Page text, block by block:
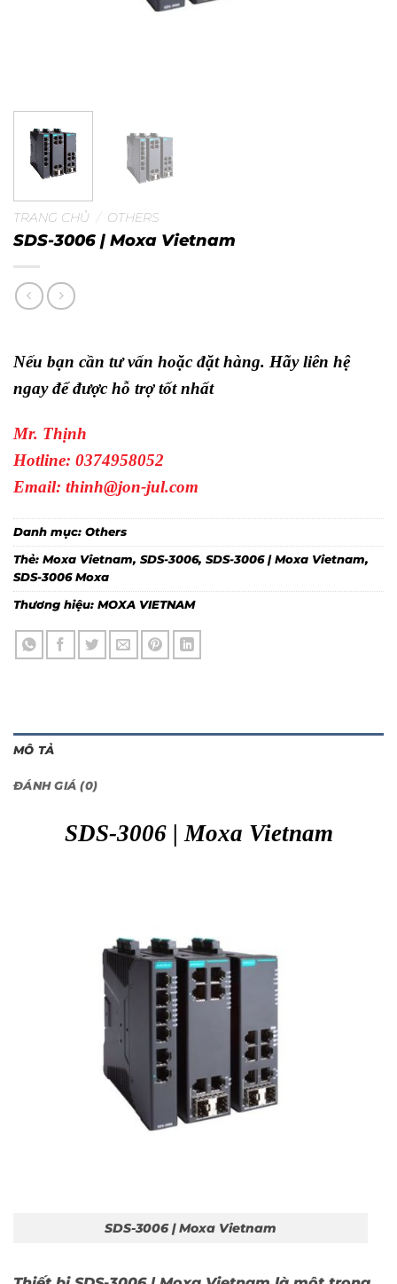
TRANG CHỦ / OTHERS
SDS-3006 | Moxa Vietnam
Nếu bạn cần tư vấn hoặc đặt hàng. Hãy liên hệ
ngay để được hỗ trợ tốt nhất
Mr. Thịnh
Hotline: 0374958052
Email: thinh@jon-jul.com
Danh mục: Others
Thẻ: Moxa Vietnam, SDS-3006, SDS-3006 | Moxa Vietnam,
SDS-3006 Moxa
Thương hiệu: MOXA VIETNAM
MÔ TẢ
ĐÁNH GIÁ (0)
SDS-3006 | Moxa Vietnam
SDS-3006 | Moxa Vietnam